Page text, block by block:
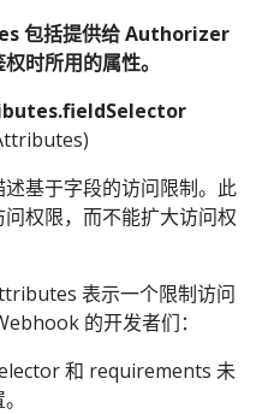
包括提供给 Authorizer
时所用的属性。
基于字段的访问限制。此
权限，而不能扩大访问权
表示一个限制访问
的开发者们：
和 requirements 未